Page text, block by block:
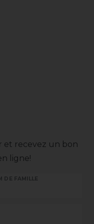
et recevez un bon
ligne!
DE FAMILLE